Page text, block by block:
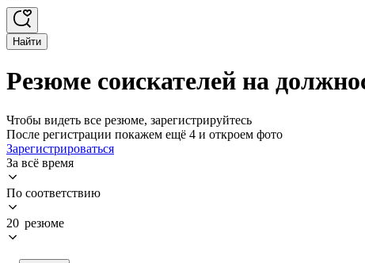
Найти
Резюме соискателей на
Чтобы видеть все резюме, зарегистрируйтесь
После регистрации покажем ещё 4 и откроем фото
Зарегистрироваться
За всё время
По соответствию
20 резюме